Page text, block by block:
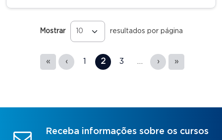
Mostrar resultados por página
Páginas
« ‹ 1 2 3 … › »
Receba informações sobre os cursos